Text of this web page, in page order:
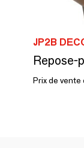
JP2B
Prix de vente